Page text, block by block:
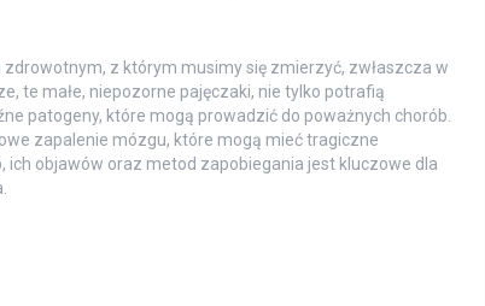
z którym musimy się zmierzyć, zwłaszcza w
te małe, niepozorne pajęczaki, nie tylko potrafią
patogeny, które mogą prowadzić do poważnych chorób.
zapalenie mózgu, które mogą mieć tragiczne
objawów oraz metod zapobiegania jest kluczowe dla